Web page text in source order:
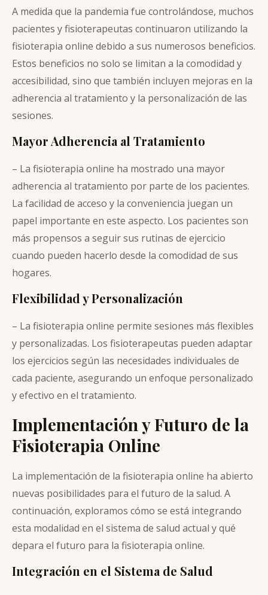
A medida que la pandemia fue controlándose, muchos
pacientes y fisioterapeutas continuaron utilizando la
fisioterapia online debido a sus numerosos beneficios.
Estos beneficios no solo se limitan a la comodidad y
accesibilidad, sino que también incluyen mejoras en la
adherencia al tratamiento y la personalización de las
sesiones.
Mayor Adherencia al Tratamiento
– La fisioterapia online ha mostrado una mayor
adherencia al tratamiento por parte de los pacientes.
La facilidad de acceso y la conveniencia juegan un
papel importante en este aspecto. Los pacientes son
más propensos a seguir sus rutinas de ejercicio
cuando pueden hacerlo desde la comodidad de sus
hogares.
Flexibilidad y Personalización
– La fisioterapia online permite sesiones más flexibles
y personalizadas. Los fisioterapeutas pueden adaptar
los ejercicios según las necesidades individuales de
cada paciente, asegurando un enfoque personalizado
y efectivo en el tratamiento.
Implementación y Futuro de la
Fisioterapia Online
La implementación de la fisioterapia online ha abierto
nuevas posibilidades para el futuro de la salud. A
continuación, exploramos cómo se está integrando
esta modalidad en el sistema de salud actual y qué
depara el futuro para la fisioterapia online.
Integración en el Sistema de Salud